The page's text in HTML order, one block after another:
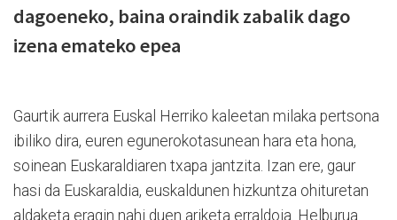
dagoeneko, baina oraindik zabalik dago
izena emateko epea
Gaurtik aurrera Euskal Herriko kaleetan milaka pertsona
ibiliko dira, euren egunerokotasunean hara eta hona,
soinean Euskaraldiaren txapa jantzita. Izan ere, gaur
hasi da Euskaraldia, euskaldunen hizkuntza ohituretan
aldaketa eragin nahi duen ariketa erraldoia. Helburua